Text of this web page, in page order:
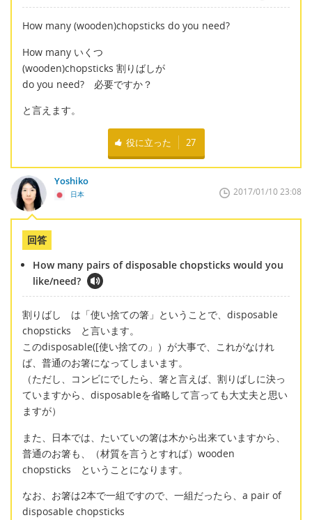
How many (wooden)chopsticks do you need?
How many いくつ
(wooden)chopsticks 割りばしが
do you need? 必要ですか？
と言えます。
役に立った 27
Yoshiko
日本 2017/01/10 23:08
回答
How many pairs of disposable chopsticks would you
like/need?
割りばし は「使い捨ての箸」ということで、disposable
chopsticks と言います。
このdisposable([使い捨ての」）が大事で、これがなけれ
ば、普通のお箸になってしまいます。
（ただし、コンビにでしたら、箸と言えば、割りばしに決っ
ていますから、disposableを省略して言っても大丈夫と思い
ますが）
また、日本では、たいていの箸は木から出来ていますから、
普通のお箸も、（材質を言うとすれば）wooden
chopsticks ということになります。
なお、お箸は2本で一組ですので、一組だったら、a pair of
disposable chopsticks